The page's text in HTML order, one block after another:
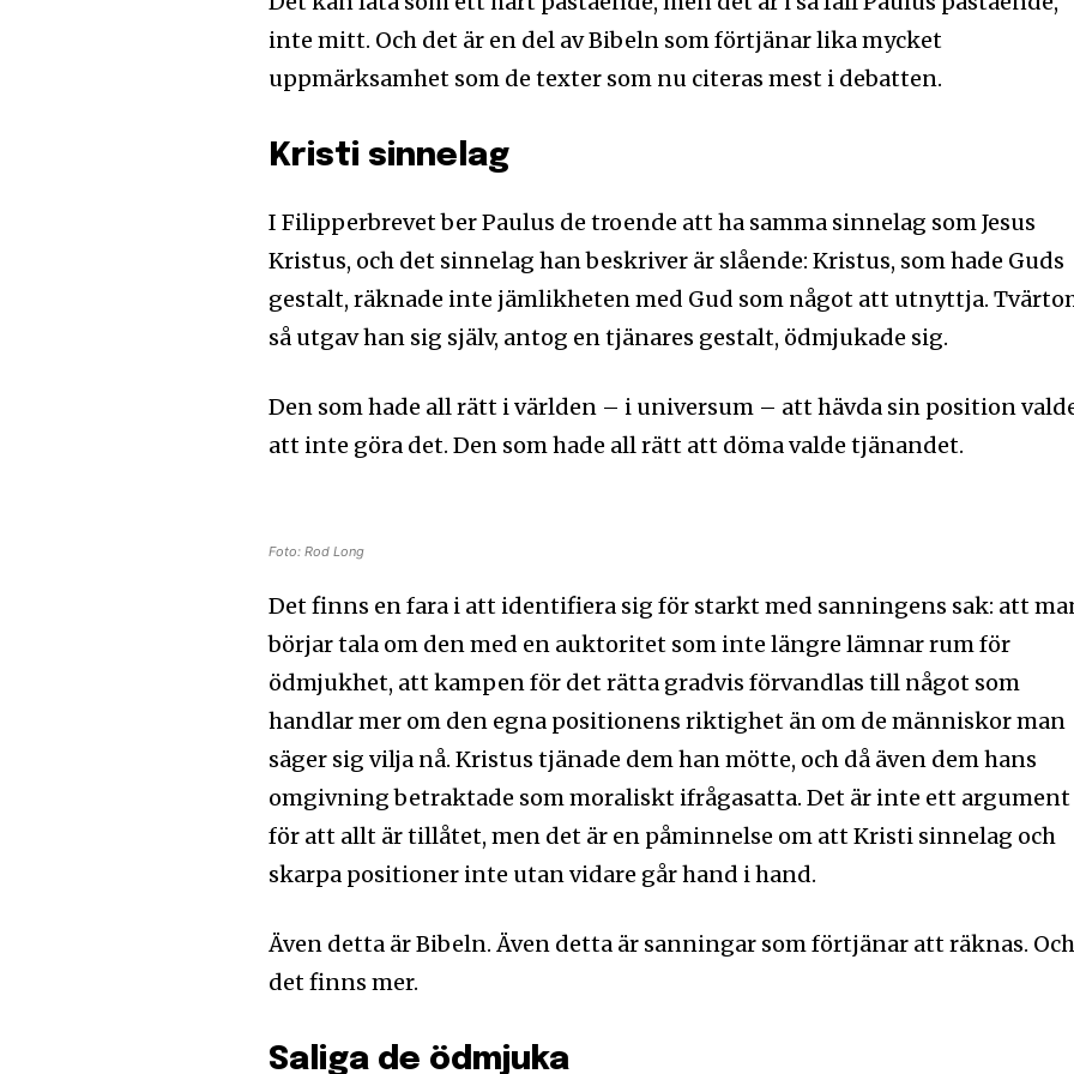
inte mitt. Och det är en del av Bibeln som förtjänar lika mycket
uppmärksamhet som de texter som nu citeras mest i debatten.
Kristi sinnelag
I Filipperbrevet ber Paulus de troende att ha samma sinnelag som Jesus
Kristus, och det sinnelag han beskriver är slående: Kristus, som hade Guds
gestalt, räknade inte jämlikheten med Gud som något att utnyttja.
så utgav han sig själv, antog en tjänares gestalt, ödmjukade sig.
Den som hade all rätt i världen – i universum – att hävda sin position
att inte göra det. Den som hade all rätt att döma valde tjänandet.
Foto: Rod Long
Det finns en fara i att identifiera sig för starkt med sanningens sak: att
börjar tala om den med en auktoritet som inte längre lämnar rum för
ödmjukhet, att kampen för det rätta gradvis förvandlas till något som
handlar mer om den egna positionens riktighet än om de människor man
säger sig vilja nå. Kristus tjänade dem han mötte, och då även dem hans
omgivning betraktade som moraliskt ifrågasatta. Det är inte ett argument
för att allt är tillåtet, men det är en påminnelse om att Kristi sinnelag och
skarpa positioner inte utan vidare går hand i hand.
Även detta är Bibeln. Även detta är sanningar som förtjänar att räknas.
det finns mer.
Saliga de ödmjuka